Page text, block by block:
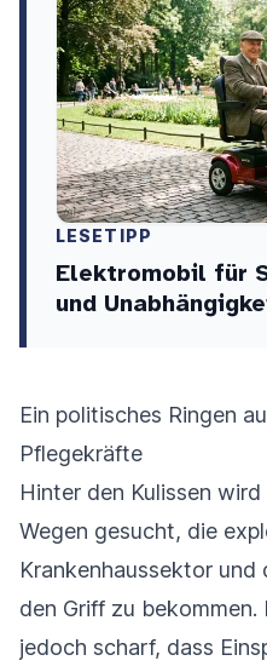
LESETIPP
Elektromobil für
und
Ein politisches Ringen
Pflegekräfte
Hinter den Kulissen
Wegen gesucht, die
Krankenhaussektor
den Griff zu bekommen.
jedoch scharf, dass